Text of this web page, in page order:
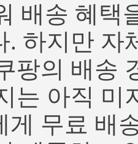
배송 혜택
. 하지만 자
팡의 배송
는 아직 미
게 무료 배